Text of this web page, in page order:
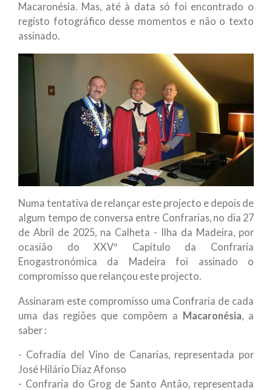
Macaronésia. Mas, até à data só foi encontrado o
registo fotográfico desse momentos e não o texto
assinado.
Numa tentativa de relançar este projecto e depois de
algum tempo de conversa entre Confrarias, no dia 27
de Abril de 2025, na Calheta - Ilha da Madeira, por
ocasião do XXVº Capítulo da Confraria
Enogastronómica da Madeira foi assinado o
compromisso que relançou este projecto.
Assinaram este compromisso uma Confraria de cada
uma das regiões que compõem a Macaronésia , a
saber :
- Cofradía del Vino de Canarias, representada por
José Hilário Diaz Afonso
- Confraria do Grog de Santo Antão, representada